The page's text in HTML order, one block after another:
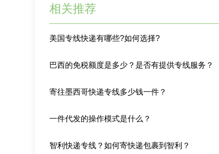
相关推荐
美国专线快递有哪些?如何选择?
巴西的免税额度是多少？是否有提供专线服务？
寄往墨西哥快递专线多少钱一件？
一件代发的操作模式是什么？
智利快递专线？如何寄快递包裹到智利？